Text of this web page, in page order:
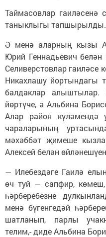
Таймасовлар гаиләсенә
таныклыгы тапшырылды.
Ә менә аларның кызы
Юрий Геннадьевич
Селиверстовлар гаиләсе
Никахлашу йортындагы
балдаклар
йөртүче, ә Альбина
Алар район күләмендә
чараларының
мәхәббәт җимеше
Алексей белән
— Илебездәге Гаилә
өч туй — сапфир, көмеш,
һәрберебезне
менә бүгенгедәй
шатланып, парлы
телим,- диде Альбина